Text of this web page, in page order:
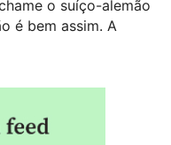
o suíço-alemão
é bem assim. A